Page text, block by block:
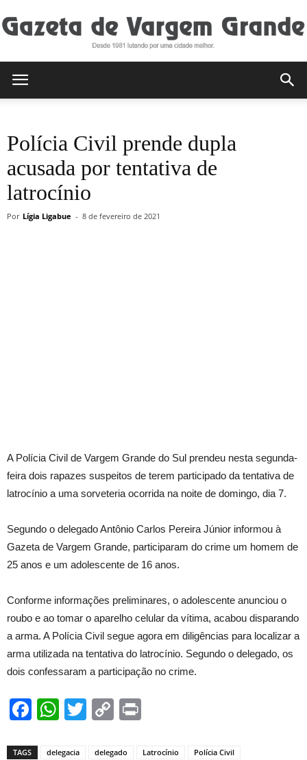
de
Polícia Civil prende dupla
acusada por tentativa de
latrocínio
Por Lígia Ligabue - 8 de fevereiro de 2021
A Polícia Civil de Vargem Grande do Sul prendeu nesta segunda-
feira dois rapazes suspeitos de terem participado da tentativa de
latrocínio a uma sorveteria ocorrida na noite de domingo, dia 7.
Segundo o delegado Antônio Carlos Pereira Júnior informou à
Gazeta de Vargem Grande, participaram do crime um homem de
25 anos e um adolescente de 16 anos.
Conforme informações preliminares, o adolescente anunciou o
roubo e ao tomar o aparelho celular da vítima, acabou disparando
a arma. A Polícia Civil segue agora em diligências para localizar a
arma utilizada na tentativa do latrocínio. Segundo o delegado, os
dois confessaram a participação no crime.
Facebook
WhatsApp
TwitterCopy
TAGS delegacia delegado Latrocínio Polícia Civil